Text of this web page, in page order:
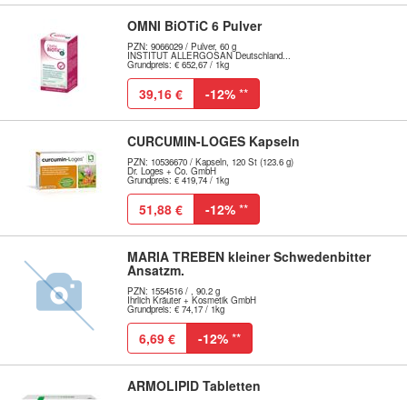
OMNI BiOTiC 6 Pulver
PZN: 9066029 / Pulver, 60 g
INSTITUT ALLERGOSAN Deutschland...
Grundpreis: € 652,67 / 1kg
39,16 € -12% **
CURCUMIN-LOGES Kapseln
PZN: 10536670 / Kapseln, 120 St (123.6 g)
Dr. Loges + Co. GmbH
Grundpreis: € 419,74 / 1kg
51,88 € -12% **
MARIA TREBEN kleiner Schwedenbitter
Ansatzm.
PZN: 1554516 / , 90.2 g
Ihrlich Kräuter + Kosmetik GmbH
Grundpreis: € 74,17 / 1kg
6,69 € -12% **
ARMOLIPID Tabletten